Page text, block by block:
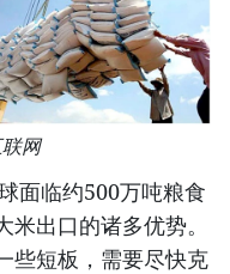
网
面临约500万吨粮食
出口的诸多优势。
些短板，需要尽快克